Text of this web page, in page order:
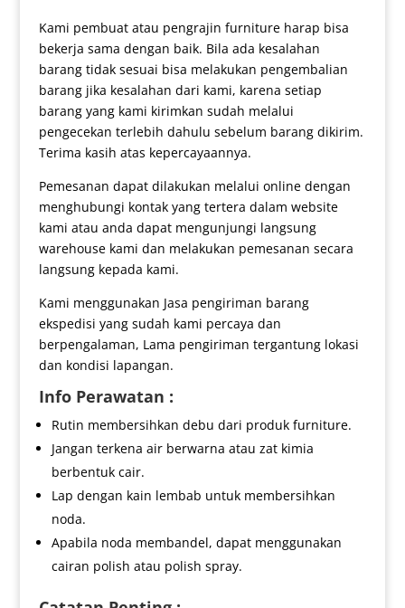
Kami pembuat atau pengrajin furniture harap bisa
bekerja sama dengan baik. Bila ada kesalahan
barang tidak sesuai bisa melakukan pengembalian
barang jika kesalahan dari kami, karena setiap
barang yang kami kirimkan sudah melalui
pengecekan terlebih dahulu sebelum barang dikirim.
Terima kasih atas kepercayaannya.
Pemesanan dapat dilakukan melalui online dengan
menghubungi kontak yang tertera dalam website
kami atau anda dapat mengunjungi langsung
warehouse kami dan melakukan pemesanan secara
langsung kepada kami.
Kami menggunakan Jasa pengiriman barang
ekspedisi yang sudah kami percaya dan
berpengalaman, Lama pengiriman tergantung lokasi
dan kondisi lapangan.
Info Perawatan :
Rutin membersihkan debu dari produk furniture.
Jangan terkena air berwarna atau zat kimia
berbentuk cair.
Lap dengan kain lembab untuk membersihkan
noda.
Apabila noda membandel, dapat menggunakan
cairan polish atau polish spray.